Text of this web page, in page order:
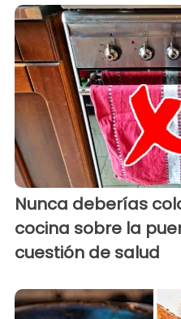
Nunca deberías
cocina sobre la
cuestión de salud